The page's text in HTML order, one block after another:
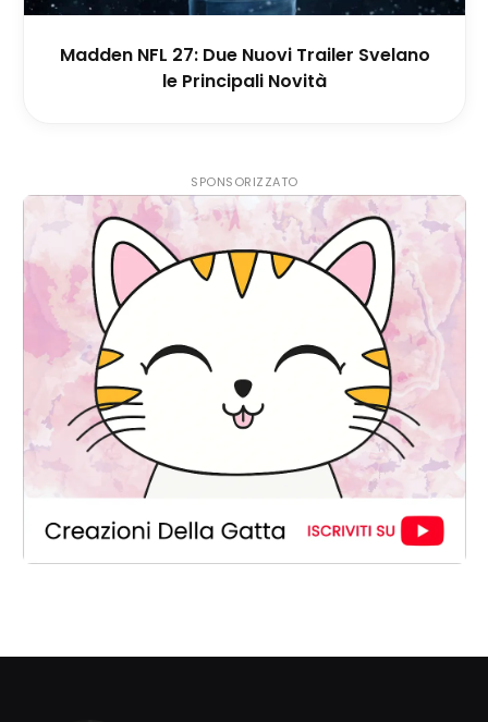
Madden NFL 27: Due Nuovi Trailer Svelano
le Principali Novità
SPONSORIZZATO